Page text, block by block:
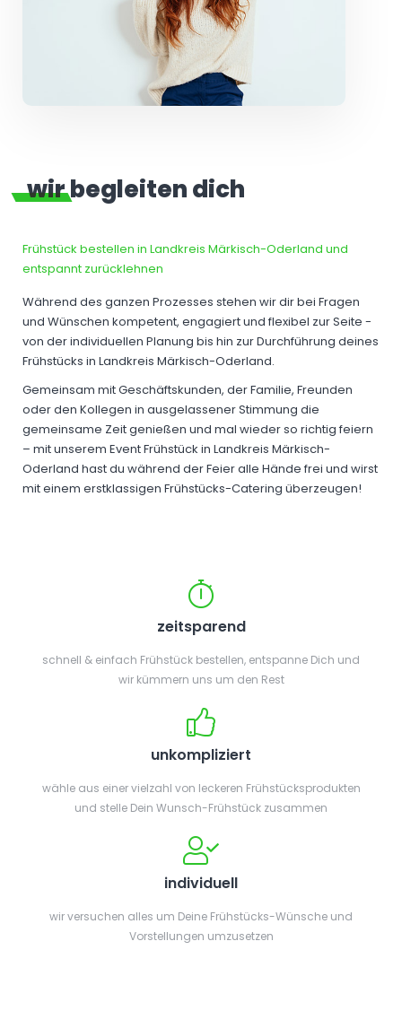
wir begleiten dich
Frühstück bestellen in Landkreis Märkisch-Oderland und
entspannt zurücklehnen
Während des ganzen Prozesses stehen wir dir bei Fragen
und Wünschen kompetent, engagiert und flexibel zur Seite -
von der individuellen Planung bis hin zur Durchführung deines
Frühstücks in Landkreis Märkisch-Oderland.
Gemeinsam mit Geschäftskunden, der Familie, Freunden
oder den Kollegen in ausgelassener Stimmung die
gemeinsame Zeit genießen und mal wieder so richtig feiern
– mit unserem Event Frühstück in Landkreis Märkisch-
Oderland hast du während der Feier alle Hände frei und wirst
mit einem erstklassigen Frühstücks-Catering überzeugen!
zeitsparend
schnell & einfach Frühstück bestellen, entspanne Dich und
wir kümmern uns um den Rest
unkompliziert
wähle aus einer vielzahl von leckeren Frühstücksprodukten
und stelle Dein Wunsch-Frühstück zusammen
individuell
wir versuchen alles um Deine Frühstücks-Wünsche und
Vorstellungen umzusetzen